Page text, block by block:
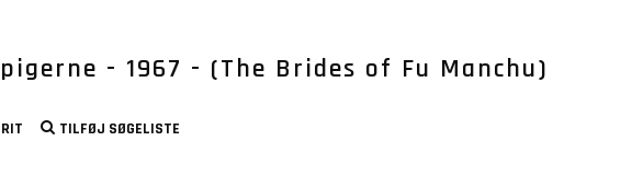
- 1967 - (The Brides of Fu Manchu)
TILFØJ SØGELISTE